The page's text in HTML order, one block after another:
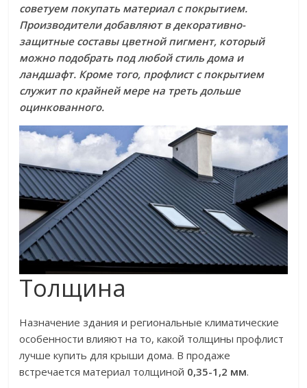
советуем покупать материал с покрытием.
Производители добавляют в декоративно-
защитные составы цветной пигмент, который
можно подобрать под любой стиль дома и
ландшафт. Кроме того, профлист с покрытием
служит по крайней мере на треть дольше
оцинкованного.
Толщина
Назначение здания и региональные климатические
особенности влияют на то, какой толщины профлист
лучше купить для крыши дома. В продаже
встречается материал толщиной 0,35-1,2 мм.